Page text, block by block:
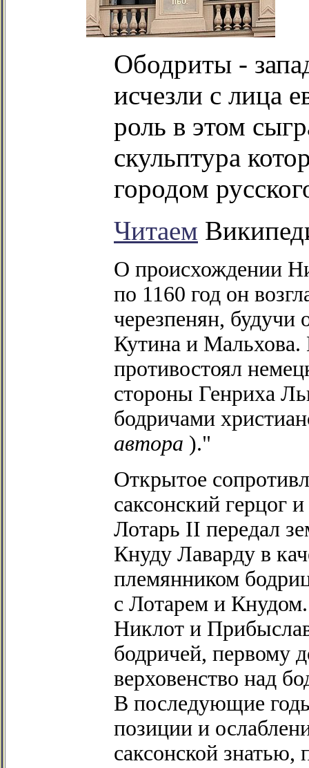
Ободриты -
исчезли с лица
роль в этом
скульптура
городом
Читаем
О происхождении
по 1160 год он
черезпенян, будучи
Кутина и Мальхова.
противостоял
стороны Генриха
бодричами
автора )."
Открытое
саксонский герцог
Лотарь II передал
Кнуду Лаварду в
племянником
с Лотарем и
Никлот и
бодричей, первому
верховенство над
В последующие
позиции и
саксонской знатью,